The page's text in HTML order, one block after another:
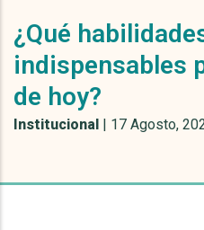
¿Qué
indispensables
de hoy?
Institucional | 17 Agosto,